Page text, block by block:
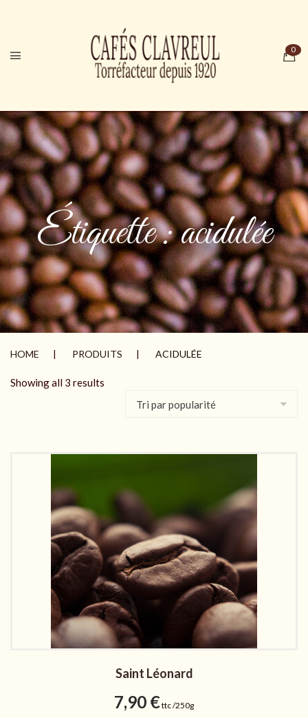
Étiquette :acidulée
HOME PRODUITS ACIDULÉE
Showing all 3 results
Saint Léonard
7,90 €ttc /250g